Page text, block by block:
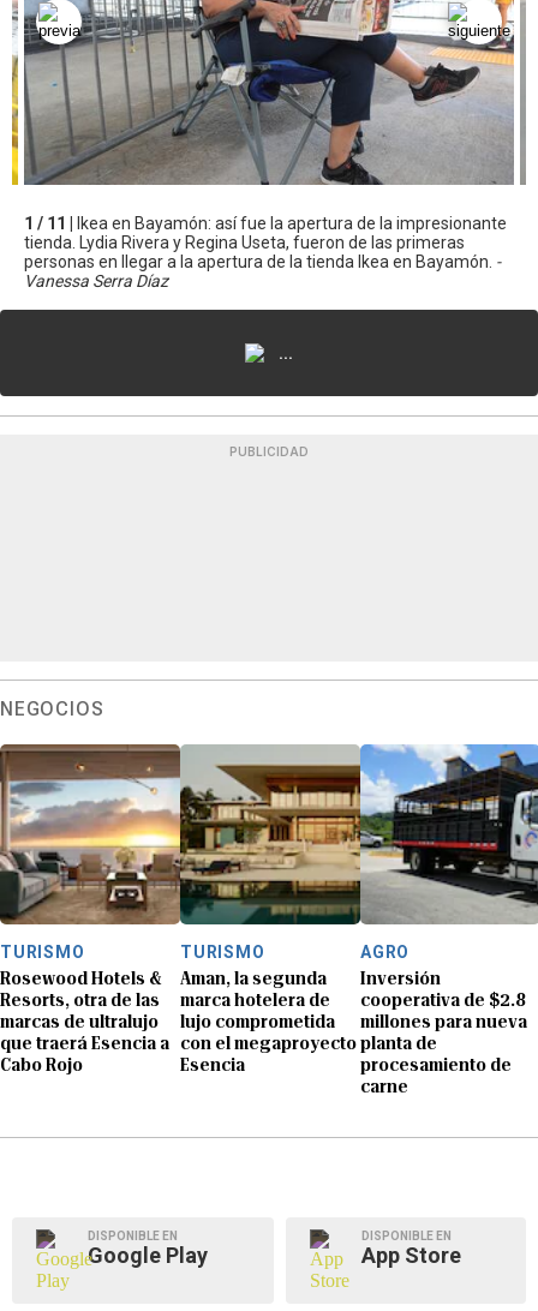
1 / 11 |
Ikea en Bayamón: así fue la apertura de la impresionante
tienda. Lydia Rivera y Regina Useta, fueron de las primeras
personas en llegar a la apertura de la tienda Ikea en Bayamón. -
Vanessa Serra Díaz
...
PUBLICIDAD
NEGOCIOS
TURISMO
Rosewood Hotels &
Resorts, otra de las
marcas de ultralujo
que traerá Esencia a
Cabo Rojo
TURISMO
Aman, la segunda
marca hotelera de
lujo comprometida
con el megaproyecto
Esencia
AGRO
Inversión
cooperativa de $2.8
millones para nueva
planta de
procesamiento de
carne
DISPONIBLE EN
Google Play
DISPONIBLE EN
App Store